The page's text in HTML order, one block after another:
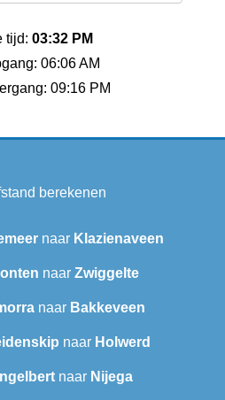
tijd: 03:32 PM
06:06 AM
09:16 PM
berekenen
naar Klazienaveen
naar Zwiggelte
naar Bakkeveen
naar Holwerd
naar Nijega